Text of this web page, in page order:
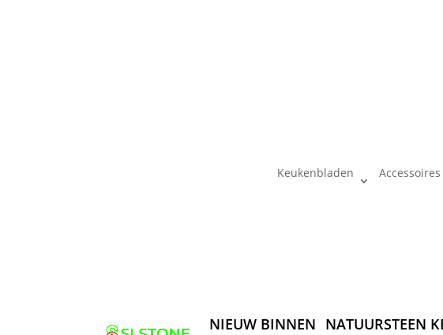
Keukenbladen Accessoires
NIEUW BINNEN NATUURSTEEN